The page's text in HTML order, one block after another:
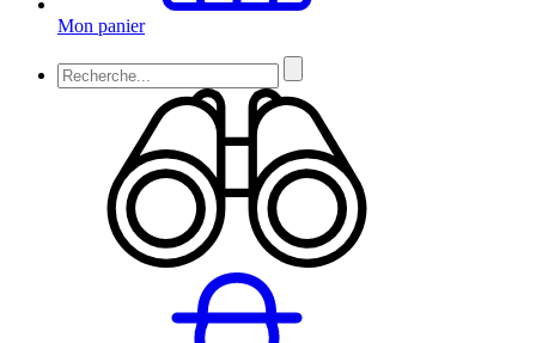
Mon panier